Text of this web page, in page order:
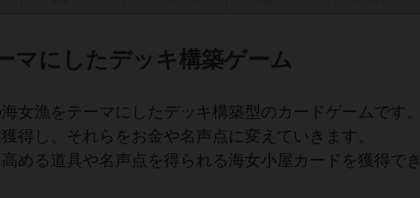
マにしたデッキ構築ゲーム
女漁をテーマにしたデッキ構築型のカードゲームです。
得し、それらをお金や名声点に変えていきます。
める道具や名声点を得られる海女小屋カードを獲得でき